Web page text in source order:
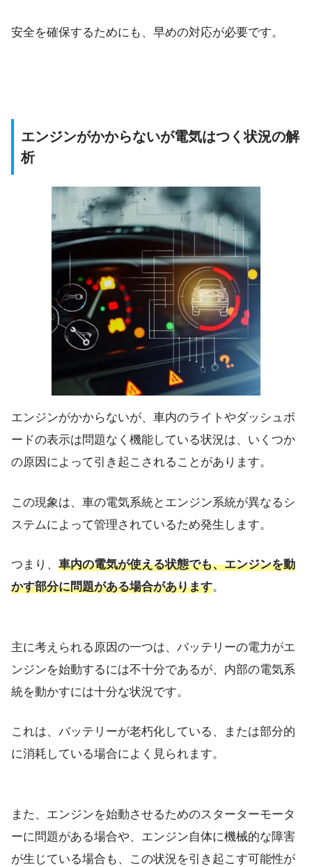
安全を確保するためにも、早めの対応が必要です。
エンジンがかからないが電気はつく状況の解
析
エンジンがかからないが、車内のライトやダッシュボ
ードの表示は問題なく機能している状況は、いくつか
の原因によって引き起こされることがあります。
この現象は、車の電気系統とエンジン系統が異なるシ
ステムによって管理されているため発生します。
つまり、 車内の電気が使える状態でも、エンジンを動
かす部分に問題がある場合があります。
主に考えられる原因の一つは、バッテリーの電力がエ
ンジンを始動するには不十分であるが、内部の電気系
統を動かすには十分な状況です。
これは、バッテリーが老朽化している、または部分的
に消耗している場合によく見られます。
また、エンジンを始動させるためのスターターモータ
ーに問題がある場合や、エンジン自体に機械的な障害
が生じている場合も、この状況を引き起こす可能性が